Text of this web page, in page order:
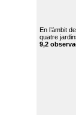
En l’àmbit
quatre
9,2